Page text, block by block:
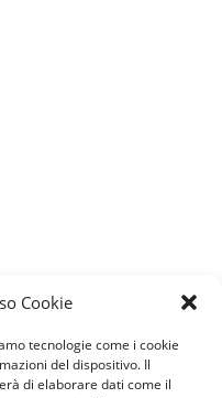
Cookie
tecnologie come i cookie
del dispositivo. Il
di elaborare dati come il